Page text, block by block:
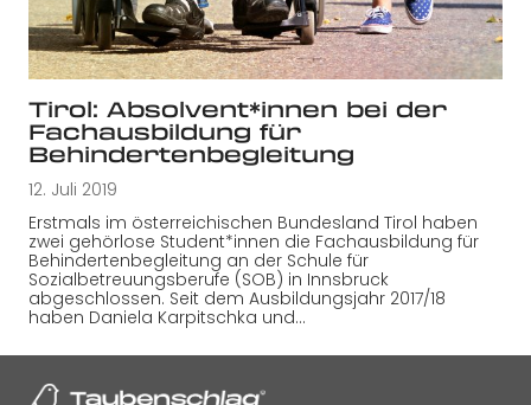
Tirol: Absolvent*innen bei der
Fachausbildung für
Behindertenbegleitung
12. Juli 2019
Erstmals im österreichischen Bundesland Tirol haben
zwei gehörlose Student*innen die Fachausbildung für
Behindertenbegleitung an der Schule für
Sozialbetreuungsberufe (SOB) in Innsbruck
abgeschlossen. Seit dem Ausbildungsjahr 2017/18
haben Daniela Karpitschka und…